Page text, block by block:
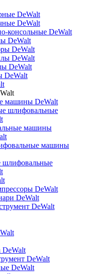
DeWalt
DeWalt
консольные DeWalt
DeWalt
DeWalt
DeWalt
DeWalt
DeWalt
машины DeWalt
шлифовальные
машины
машины
DeWalt
DeWalt
DeWalt
DeWalt
DeWalt
DeWalt